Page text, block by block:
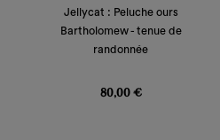
Jellycat : Peluche ours
Bartholomew - tenue de
randonnée
80,00 €